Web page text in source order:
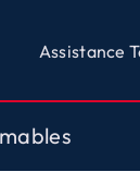
Assistance